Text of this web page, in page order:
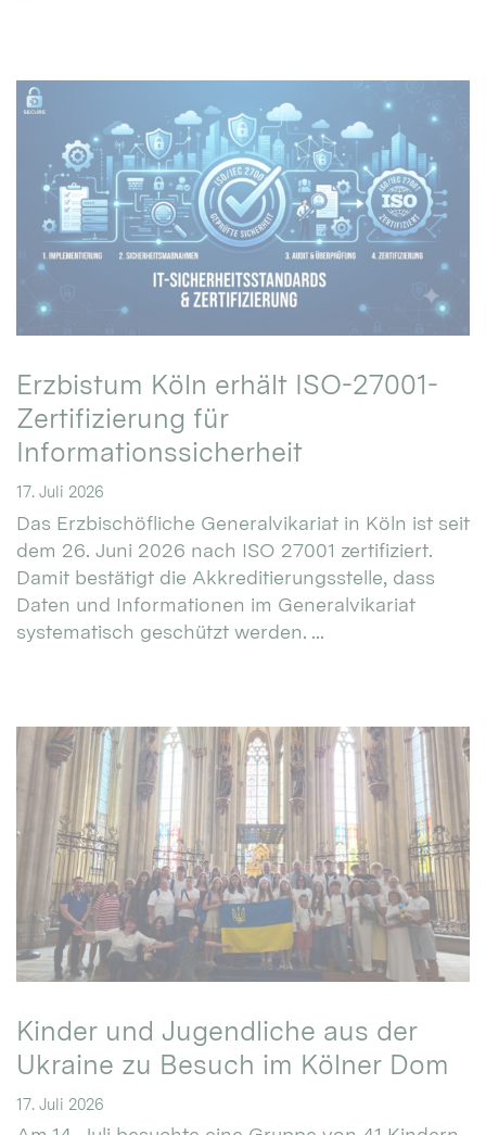
Erzbistum Köln erhält ISO-27001-
Zertifizierung für
Informationssicherheit
17. Juli 2026
Das Erzbischöfliche Generalvikariat in Köln ist seit
dem 26. Juni 2026 nach ISO 27001 zertifiziert.
Damit bestätigt die Akkreditierungsstelle, dass
Daten und Informationen im Generalvikariat
systematisch geschützt werden. ...
Kinder und Jugendliche aus der
Ukraine zu Besuch im Kölner Dom
17. Juli 2026